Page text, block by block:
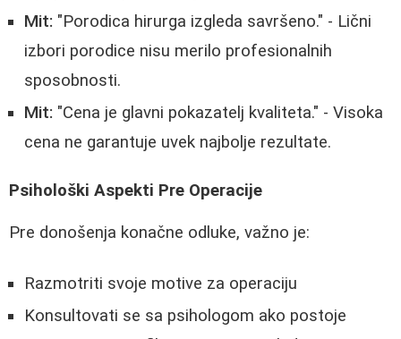
Mit: "Porodica hirurga izgleda savršeno." - Lični
izbori porodice nisu merilo profesionalnih
sposobnosti.
Mit: "Cena je glavni pokazatelj kvaliteta." - Visoka
cena ne garantuje uvek najbolje rezultate.
Psihološki Aspekti Pre Operacije
Pre donošenja konačne odluke, važno je:
Razmotriti svoje motive za operaciju
Konsultovati se sa psihologom ako postoje